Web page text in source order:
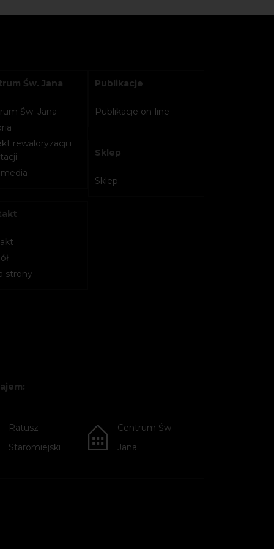
Św. Jana
Św. Jana
rewaloryzacji i
strony
Publikacje
Publikacje on-line
Sklep
Sklep
Ratusz
Staromiejski
Centrum Św.
Jana